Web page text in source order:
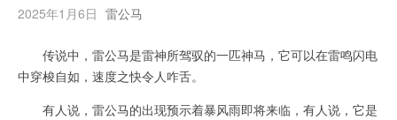
2025年1月6日 雷公马
传说中，雷公马是雷神所驾驭的一匹神马，它可以在雷鸣闪电
中穿梭自如，速度之快令人咋舌。
有人说，雷公马的出现预示着暴风雨即将来临，有人说，它是